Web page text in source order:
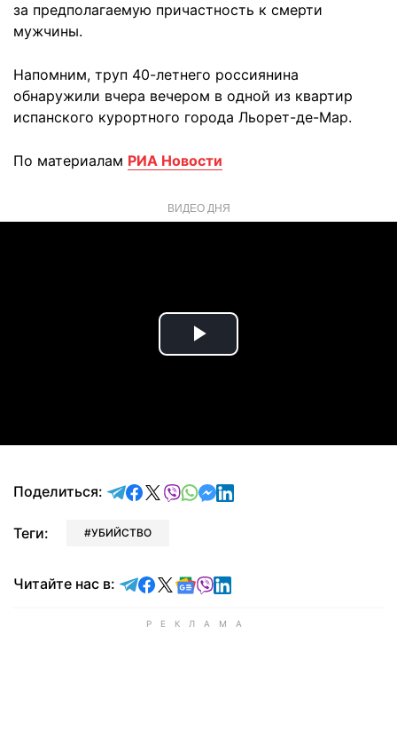
за предполагаемую причастность к смерти
мужчины.
Напомним, труп 40-летнего россиянина
обнаружили вчера вечером в одной из квартир
испанского курортного города Льорет-де-Мар.
По материалам РИА Новости
ВИДЕО ДНЯ
Play
Поделиться: отправить в Telegram
поделиться в Facebook
поделиться в X
отправить в Viber
отправить в Whatsapp
отправить в Messenger
отправить в LinkedIn
Теги: УБИЙСТВО
Читайте нас в: Читайте в Telegram
Читайте в Facebook
Читайте в X
Читайте в Google news
Читайте в Viber
Читайте в LinkedIn